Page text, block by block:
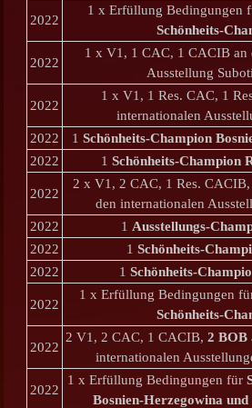
2022
1 x Erfüllung Bedingungen
Schönheits-
2022
1 x V1, 1 CAC, 1 CACIB an
Ausstellung
2022
1 x V1, 1 Res. CAC, 1
internationalen
2022
1Schönheits-Champion
2022
1 Schönheits-Champion
2022
2 x V1, 2 CAC, 1 Res.
den internationalen
2022
1 Ausstellungs-
2022
1Schönheits-
2022
1 Schönheits-
2022
1 x Erfüllung Bedingungen
Schönheits-
2022
2 V1, 2 CAC, 1 CACIB, 2 BOB
internationalen
2022
1 x Erfüllung Bedingungen für
Bosnien-Herzegowina